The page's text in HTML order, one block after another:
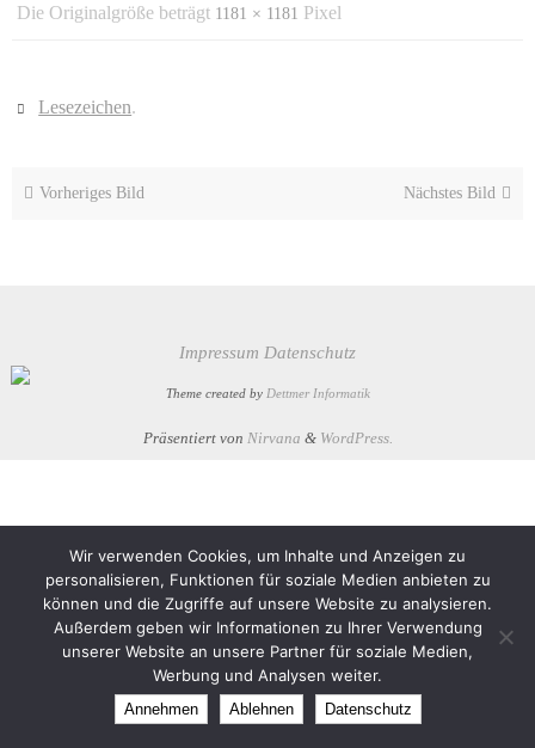
Die Originalgröße beträgt 1181 × 1181 Pixel
Lesezeichen.
Vorheriges Bild Nächstes Bild
Impressum Datenschutz
Theme created by Dettmer Informatik
Präsentiert von Nirvana & WordPress.
Wir verwenden Cookies, um Inhalte und Anzeigen zu
personalisieren, Funktionen für soziale Medien anbieten zu
können und die Zugriffe auf unsere Website zu analysieren.
Außerdem geben wir Informationen zu Ihrer Verwendung
unserer Website an unsere Partner für soziale Medien,
Werbung und Analysen weiter.
Annehmen Ablehnen Datenschutz